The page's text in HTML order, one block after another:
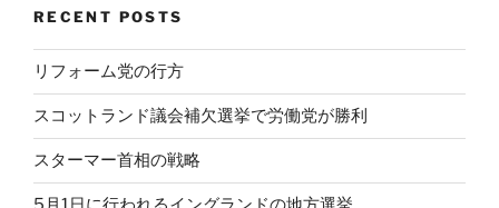
RECENT POSTS
リフォーム党の行方
スコットランド議会補欠選挙で労働党が勝利
スターマー首相の戦略